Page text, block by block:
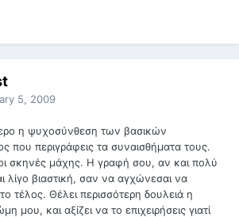
5, 2009
η ψυχοσύνθεση των βασικών
που περιγράφεις τα συναισθήματα τους.
σκηνές μάχης. Η γραφή σου, αν και πολύ
λίγο βιαστική, σαν να αγχώνεσαι να
τέλος. Θέλει περισσότερη δουλειά η
μου, και αξίζει να το επιχειρήσεις γιατί